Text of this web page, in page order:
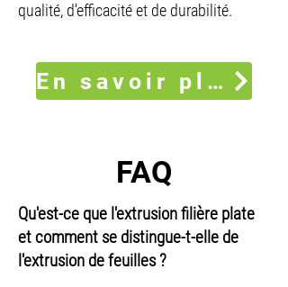
qualité, d'efficacité et de durabilité.
En savoir plus sur SML
FAQ
Qu'est-ce que l'extrusion filière plate
et comment se distingue-t-elle de
l'extrusion de feuilles ?